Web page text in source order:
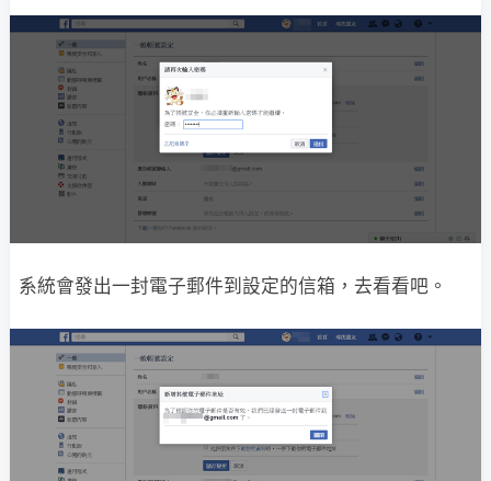
系統會發出一封電子郵件到設定的信箱，去看看吧。